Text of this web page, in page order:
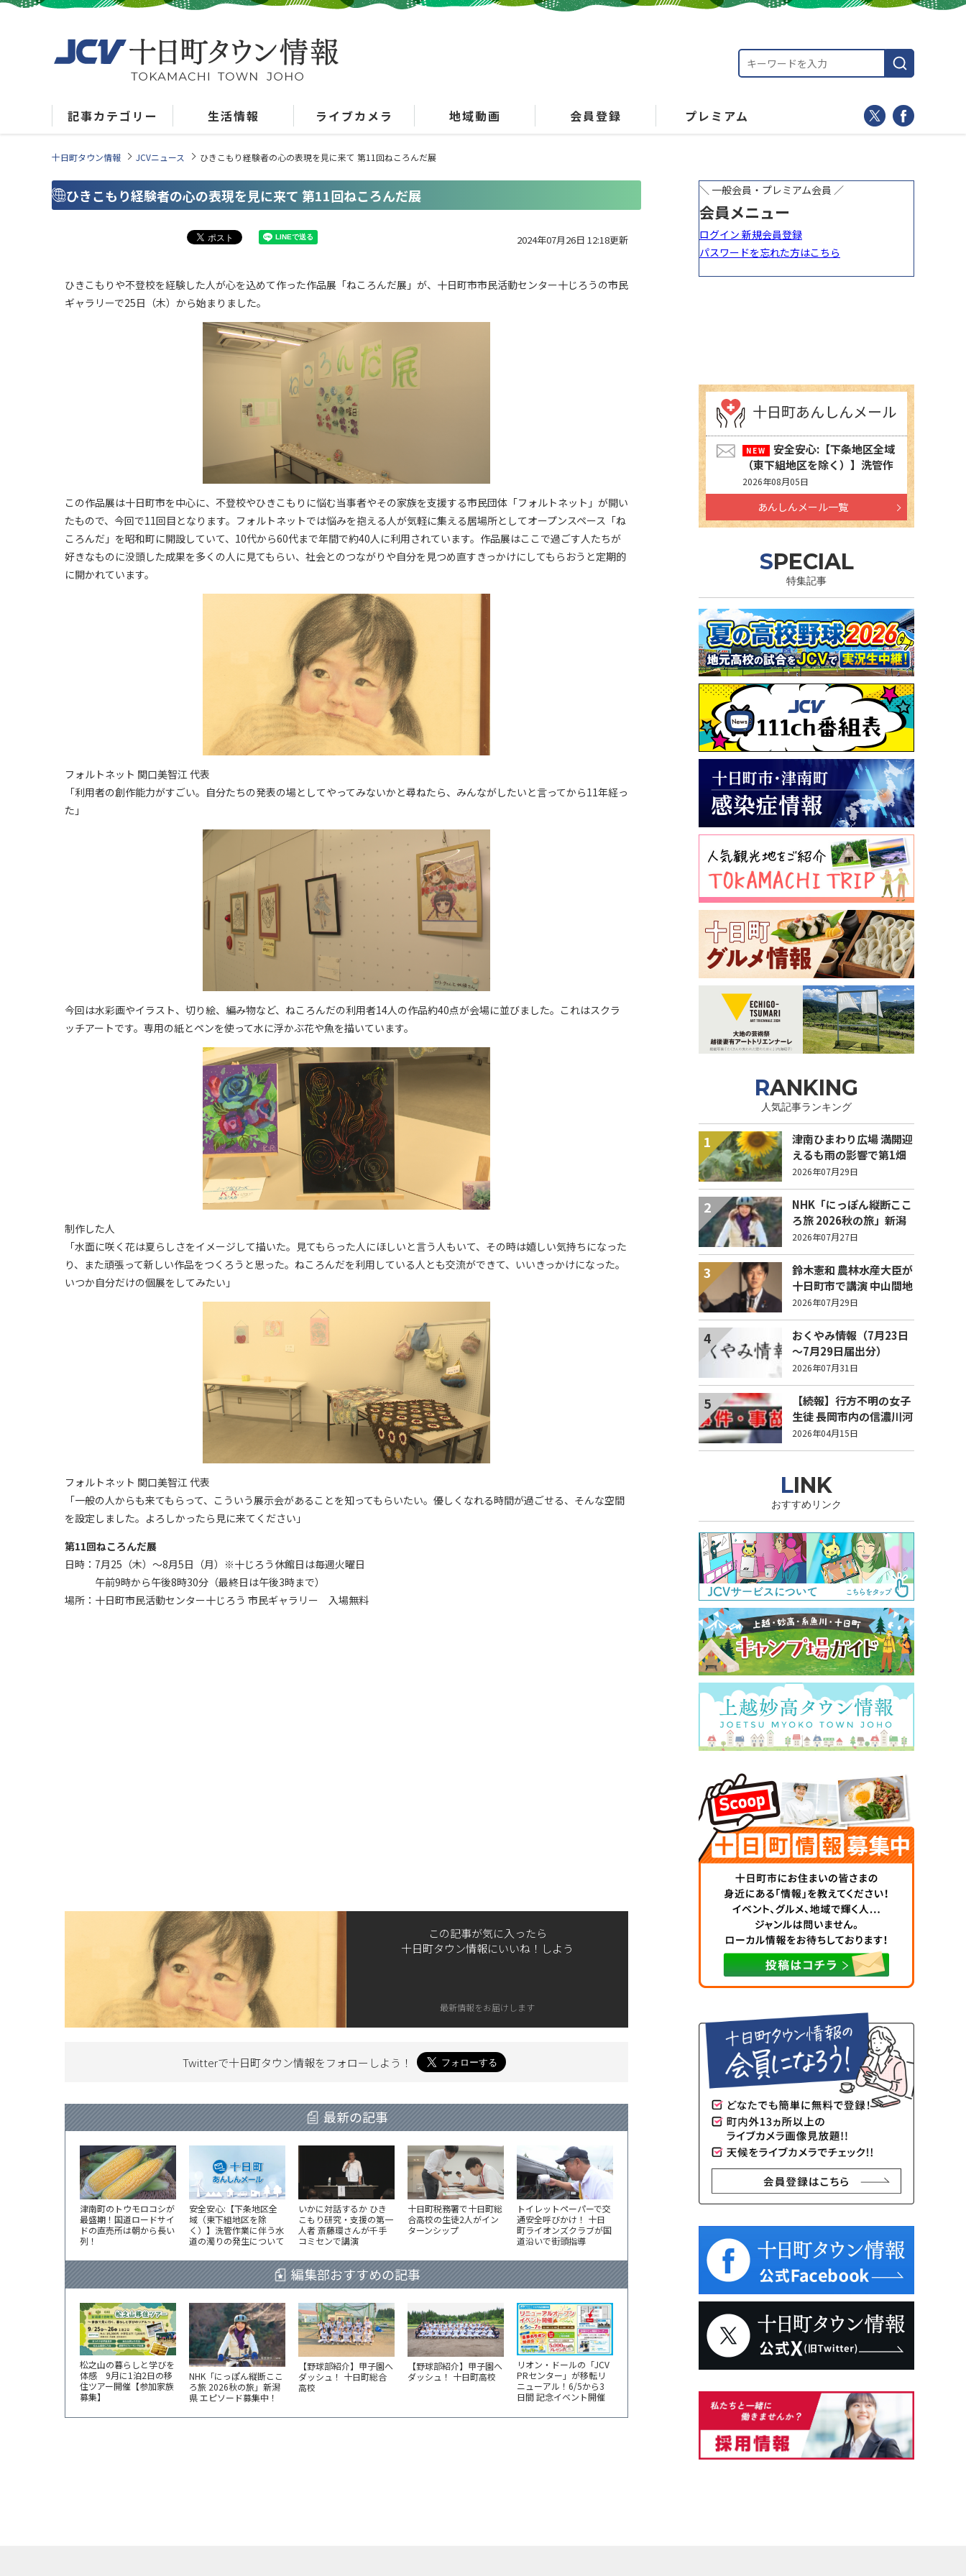
記事カテゴリー 生活情報 ライブカメラ 地域動画 会員登録 プレミアム
十日町タウン情報 JCVニュース ひきこもり経験者の心の表現を見に来て 第11回ねころんだ展
ひきこもり経験者の心の表現を見に来て 第11回ねころんだ展
2024年07月26日 12:18更新
ひきこもりや不登校を経験した人が心を込めて作った作品展「ねころんだ展」が、十日町市市民活動センター十じろうの市民
ギャラリーで25日（木）から始まりました。
この作品展は十日町市を中心に、不登校やひきこもりに悩む当事者やその家族を支援する市民団体「フォルトネット」が開い
たもので、今回で11回目となります。フォルトネットでは悩みを抱える人が気軽に集える居場所としてオープンスペース「ね
ころんだ」を昭和町に開設していて、10代から60代まで年間で約40人に利用されています。作品展はここで過ごす人たちが
好きなものに没頭した成果を多くの人に見てもらい、社会とのつながりや自分を見つめ直すきっかけにしてもらおうと定期的
に開かれています。
フォルトネット 関口美智江 代表
「利用者の創作能力がすごい。自分たちの発表の場としてやってみないかと尋ねたら、みんながしたいと言ってから11年経っ
た」
今回は水彩画やイラスト、切り絵、編み物など、ねころんだの利用者14人の作品約40点が会場に並びました。これはスクラ
ッチアートです。専用の紙とペンを使って水に浮かぶ花や魚を描いています。
制作した人
「水面に咲く花は夏らしさをイメージして描いた。見てもらった人にほしいと言う人もいて、その時は嬉しい気持ちになった
り、また頑張って新しい作品をつくろうと思った。ねころんだを利用している人とも交流ができて、いいきっかけになった。
いつか自分だけの個展をしてみたい」
フォルトネット 関口美智江 代表
「一般の人からも来てもらって、こういう展示会があることを知ってもらいたい。優しくなれる時間が過ごせる、そんな空間
を設定しました。よろしかったら見に来てください」
第11回ねころんだ展
日時：7月25（木）～8月5日（月）※十じろう休館日は毎週火曜日
午前9時から午後8時30分（最終日は午後3時まで）
場所：十日町市民活動センター十じろう 市民ギャラリー 入場無料
この記事が気に入ったら
十日町タウン情報にいいね！しよう
最新情報をお届けします
Twitterで十日町タウン情報をフォローしよう！
最新の記事
津南町のトウモロコシが
最盛期！国道ロードサイ
ドの直売所は朝から長い
列！
安全安心:【下条地区全
域（東下組地区を除
く）】洗管作業に伴う水
道の濁りの発生について
いかに対話するか ひき
こもり研究・支援の第一
人者 斎藤環さんが千手
コミセンで講演
十日町税務署で十日町総
合高校の生徒2人がイン
ターンシップ
トイレットペーパーで交
通安全呼びかけ！ 十日
町ライオンズクラブが国
道沿いで街頭指導
編集部おすすめの記事
松之山の暮らしと学びを
体感 9月に1泊2日の移
住ツアー開催【参加家族
募集】
NHK「にっぽん縦断ここ
ろ旅 2026秋の旅」新潟
県 エピソード募集中！
【野球部紹介】甲子園へ
ダッシュ！ 十日町総合
高校
【野球部紹介】甲子園へ
ダッシュ！ 十日町高校
リオン・ドールの「JCV
PRセンター」が移転リ
ニューアル！6/5から3
日間 記念イベント開催
十日町あんしんメール
安全安心:【下条地区全域
（東下組地区を除く）】洗管作
業に伴う水道の濁りの発生につ
いて
2026年08月05日
あんしんメール一覧
SPECIAL
特集記事
RANKING
人気記事ランキング
1
津南ひまわり広場 満開迎
えるも雨の影響で第1畑
の半分が倒伏 8/4まで駐
車場を無料開放
2026年07月29日
2
NHK「にっぽん縦断ここ
ろ旅 2026秋の旅」新潟
県 エピソード募集中！
2026年07月27日
3
鈴木憲和 農林水産大臣が
十日町市で講演 中山間地
域でも持続可能で稼げる
農業とは？
2026年07月29日
4
おくやみ情報（7月23日
～7月29日届出分）
2026年07月31日
5
【続報】行方不明の女子
生徒 長岡市内の信濃川河
川敷で遺体で見つかる
2026年04月15日
LINK
おすすめリンク